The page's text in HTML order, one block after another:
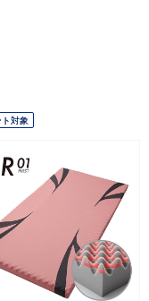
ト対象